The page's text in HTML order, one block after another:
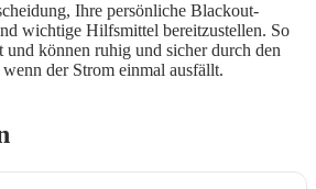
Ihre persönliche Blackout-
wichtige Hilfsmittel bereitzustellen. So
und können ruhig und sicher durch den
der Strom einmal ausfällt.